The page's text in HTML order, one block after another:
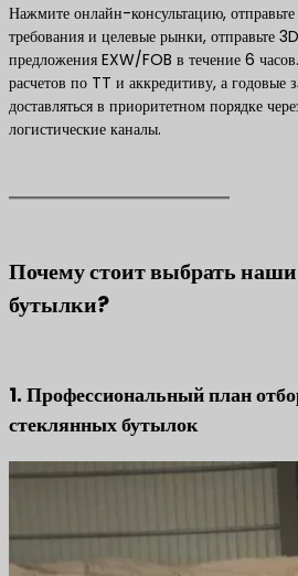
Нажмите онлайн-консультацию,
требования и целевые рынки, отправьте
предложения EXW/FOB в течение 6
расчетов по TT и аккредитиву, а годовые
доставляться в приоритетном порядке
логистические каналы.
Почему стоит выбрать
бутылки?
1. Профессиональный план
стеклянных бутылок